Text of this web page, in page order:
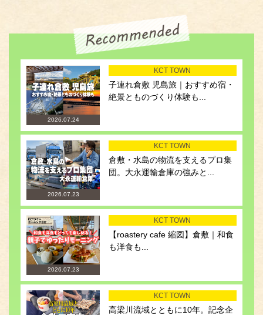
2026.07.24
KCT TOWN
子連れ倉敷 児島旅｜おすすめ宿・
絶景とものづくり体験も...
2026.07.23
KCT TOWN
倉敷・水島の物流を支えるプロ集
団。大永運輸倉庫の強みと...
2026.07.23
KCT TOWN
【roastery cafe 縮図】倉敷｜和食
も洋食も...
KCT TOWN
高梁川流域とともに10年。記念企